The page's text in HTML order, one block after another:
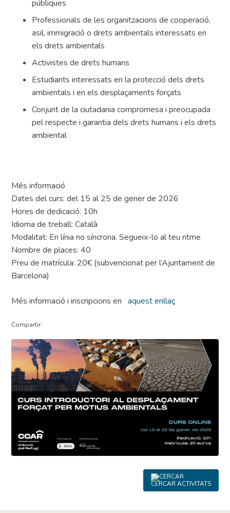
públiques
Professionals de les organitzacions de cooperació,
asil, immigració o drets ambientals interessats en
els drets ambientals
Activistes de drets humans
Estudiants interessats en la protecció dels drets
ambientals i en els desplaçaments forçats
Conjunt de la ciutadania compromesa i preocupada
pel respecte i garantia dels drets humans i els drets
ambiental
Més informació
Dates del curs: del 15 al 25 de gener de 2026
Hores de dedicació: 10h
Idioma de treball: Català
Modalitat: En línia no síncrona. Segueix-lo al teu ritme
Nombre de places: 40
Preu de matrícula: 20€ (subvencionat per l’Ajuntament de
Barcelona)
Més informació i inscripcions en aquest enllaç
Compartir:
CERCAR ACTIVITATS